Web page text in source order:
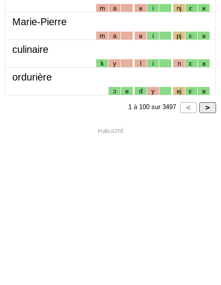
m a ʁ i nj ɛː ʁ
Marie-Pierre
m a ʁ i pj ɛː ʁ
culinaire
k y l i n ɛː ʁ
ordurière
ɔ ʁ d y ʁj ɛː ʁ
1 à 100 sur 3497
PUBLICITÉ